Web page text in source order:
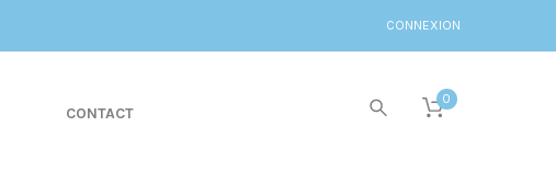
CONNEXION
CONTACT
0